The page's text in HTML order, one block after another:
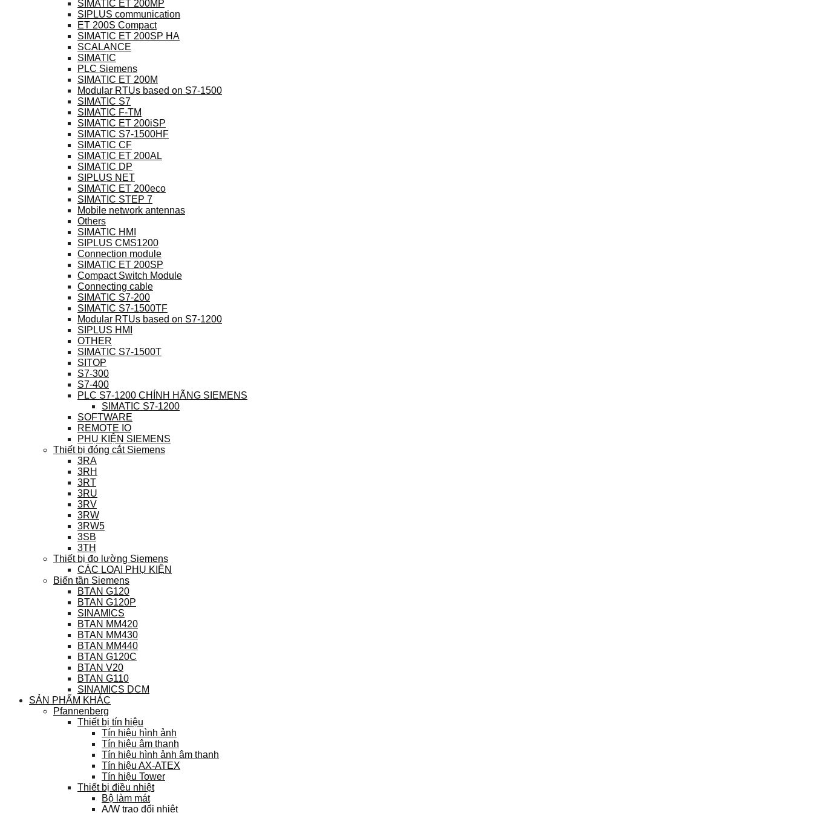
SIMATIC ET 200MP
SIPLUS communication
ET 200S Compact
SIMATIC ET 200SP HA
SCALANCE
SIMATIC
PLC Siemens
SIMATIC ET 200M
Modular RTUs based on S7-1500
SIMATIC S7
SIMATIC F-TM
SIMATIC ET 200iSP
SIMATIC S7-1500HF
SIMATIC CF
SIMATIC ET 200AL
SIMATIC DP
SIPLUS NET
SIMATIC ET 200eco
SIMATIC STEP 7
Mobile network antennas
Others
SIMATIC HMI
SIPLUS CMS1200
Connection module
SIMATIC ET 200SP
Compact Switch Module
Connecting cable
SIMATIC S7-200
SIMATIC S7-1500TF
Modular RTUs based on S7-1200
SIPLUS HMI
OTHER
SIMATIC S7-1500T
SITOP
S7-300
S7-400
PLC S7-1200 CHÍNH HÃNG SIEMENS
SIMATIC S7-1200
SOFTWARE
REMOTE IO
PHỤ KIỆN SIEMENS
Thiết bị đóng cắt Siemens
3RA
3RH
3RT
3RU
3RV
3RW
3RW5
3SB
3TH
Thiết bị đo lường Siemens
CÁC LOẠI PHỤ KIỆN
Biến tần Siemens
BTAN G120
BTAN G120P
SINAMICS
BTAN MM420
BTAN MM430
BTAN MM440
BTAN G120C
BTAN V20
BTAN G110
SINAMICS DCM
SẢN PHẨM KHÁC
Pfannenberg
Thiết bị tín hiệu
Tín hiệu hình ảnh
Tín hiệu âm thanh
Tín hiệu hình ảnh âm thanh
Tín hiệu AX-ATEX
Tín hiệu Tower
Thiết bị điều nhiệt
Bộ làm mát
A/W trao đổi nhiệt